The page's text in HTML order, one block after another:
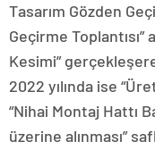
Tasarım Gözden
Geçirme Toplantısı”
Kesimi”
2022 yılında ise
“Nihai Montaj Hattı
üzerine alınması”